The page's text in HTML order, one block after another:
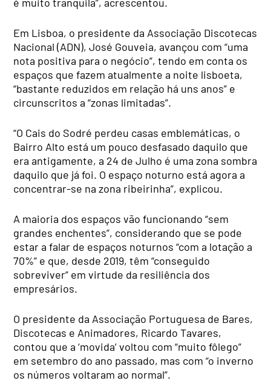
Em Lisboa, o presidente da Associação Discotecas
Nacional (ADN), José Gouveia, avançou com “uma
nota positiva para o negócio”, tendo em conta os
espaços que fazem atualmente a noite lisboeta,
“bastante reduzidos em relação há uns anos” e
circunscritos a “zonas limitadas”.
“O Cais do Sodré perdeu casas emblemáticas, o
Bairro Alto está um pouco desfasado daquilo que
era antigamente, a 24 de Julho é uma zona sombra
daquilo que já foi. O espaço noturno está agora a
concentrar-se na zona ribeirinha”, explicou.
A maioria dos espaços vão funcionando “sem
grandes enchentes”, considerando que se pode
estar a falar de espaços noturnos “com a lotação a
70%” e que, desde 2019, têm “conseguido
sobreviver” em virtude da resiliência dos
empresários.
O presidente da Associação Portuguesa de Bares,
Discotecas e Animadores, Ricardo Tavares,
contou que a ‘movida’ voltou com “muito fôlego”
em setembro do ano passado, mas com “o inverno
os números voltaram ao normal”.